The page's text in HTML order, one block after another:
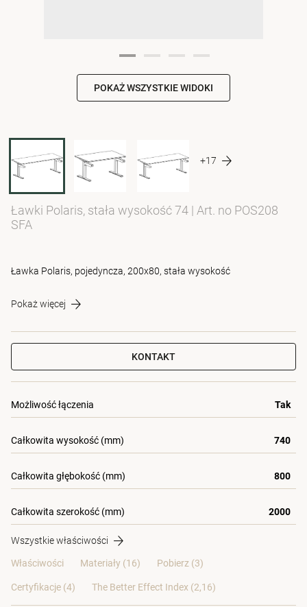
POKAŻ WSZYSTKIE WIDOKI
+17
Ławki Polaris, stała wysokość 74 | Art. no POS208
SFA
Ławka Polaris, pojedyncza, 200x80, stała wysokość
Pokaż więcej
KONTAKT
Możliwość łączenia Tak
Całkowita wysokość (mm) 740
Całkowita głębokość (mm) 800
Całkowita szerokość (mm) 2000
Wszystkie właściwości
Właściwości Materiały (16) Pobierz (3)
Certyfikacje (4) The Better Effect Index (2,16)